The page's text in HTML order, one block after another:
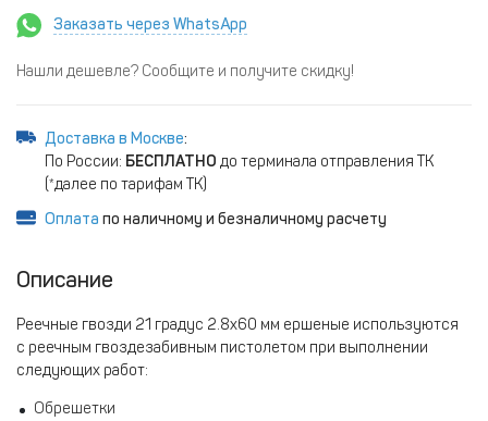
Заказать через WhatsApp
Нашли дешевле? Сообщите и получите скидку!
Доставка в Москве:
По России: БЕСПЛАТНО до терминала отправления ТК
(*далее по тарифам ТК)
Оплата по наличному и безналичному расчету
Описание
Реечные гвозди 21 градус 2.8х60 мм ершеные используются
с реечным гвоздезабивным пистолетом при выполнении
следующих работ:
Обрешетки